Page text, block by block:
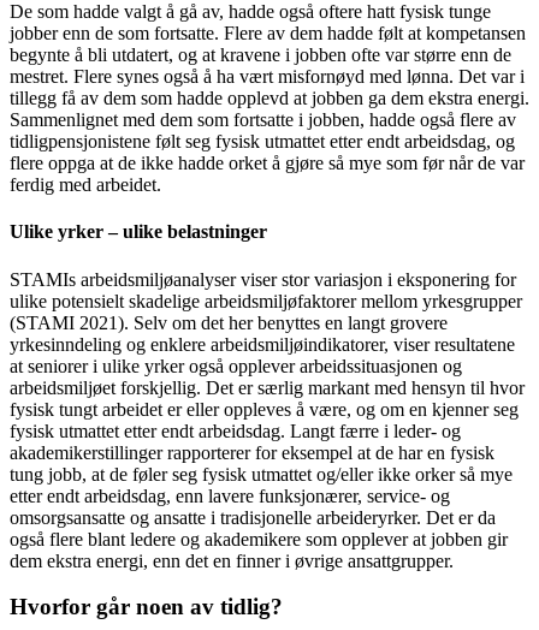
De som hadde valgt å gå av, hadde også oftere hatt fysisk tunge
jobber enn de som fortsatte. Flere av dem hadde følt at kompetansen
begynte å bli utdatert, og at kravene i jobben ofte var større enn de
mestret. Flere synes også å ha vært misfornøyd med lønna. Det var i
tillegg få av dem som hadde opplevd at jobben ga dem ekstra energi.
Sammenlignet med dem som fortsatte i jobben, hadde også flere av
tidligpensjonistene følt seg fysisk utmattet etter endt arbeidsdag, og
flere oppga at de ikke hadde orket å gjøre så mye som før når de var
ferdig med arbeidet.
Ulike yrker – ulike belastninger
STAMIs arbeidsmiljøanalyser viser stor variasjon i eksponering for
ulike potensielt skadelige arbeidsmiljøfaktorer mellom yrkesgrupper
(STAMI 2021). Selv om det her benyttes en langt grovere
yrkesinndeling og enklere arbeidsmiljøindikatorer, viser resultatene
at seniorer i ulike yrker også opplever arbeidssituasjonen og
arbeidsmiljøet forskjellig. Det er særlig markant med hensyn til hvor
fysisk tungt arbeidet er eller oppleves å være, og om en kjenner seg
fysisk utmattet etter endt arbeidsdag. Langt færre i leder- og
akademikerstillinger rapporterer for eksempel at de har en fysisk
tung jobb, at de føler seg fysisk utmattet og/eller ikke orker så mye
etter endt arbeidsdag, enn lavere funksjonærer, service- og
omsorgsansatte og ansatte i tradisjonelle arbeideryrker. Det er da
også flere blant ledere og akademikere som opplever at jobben gir
dem ekstra energi, enn det en finner i øvrige ansattgrupper.
Hvorfor går noen av tidlig?